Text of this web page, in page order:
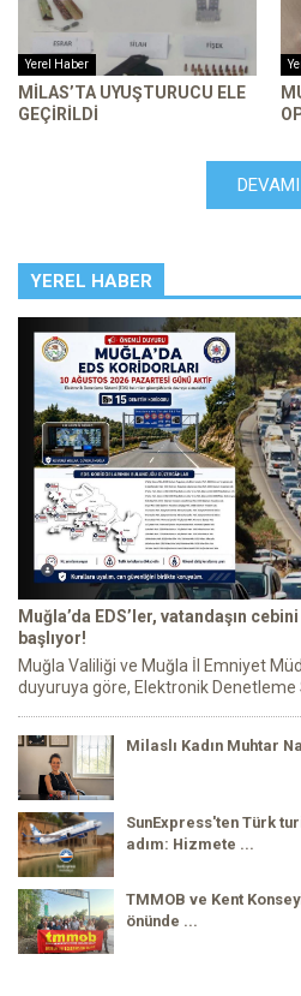
Yerel Haber
MILAS’TA UYUŞTURUCU ELE
GEÇIRILDI
DEVAMI
YEREL HABER
Muğla’da EDS’ler, vatandaşın
başlıyor!
Muğla Valiliği ve Muğla İl Emniyet
duyuruya göre, Elektronik Denetleme
Milaslı Kadın Muhtar
SunExpress'ten Türk
adım: Hizmete ...
TMMOB ve Kent
önünde ...